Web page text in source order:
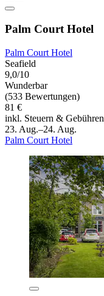
Palm Court Hotel
Palm Court Hotel
Seafield
9,0/10
Wunderbar
(533 Bewertungen)
81 €
inkl. Steuern & Gebühren
23. Aug.–24. Aug.
Palm Court Hotel